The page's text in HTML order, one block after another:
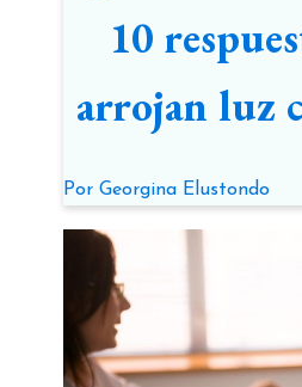
10
arrojan luz
embarazo
Por Georgina Elustondo